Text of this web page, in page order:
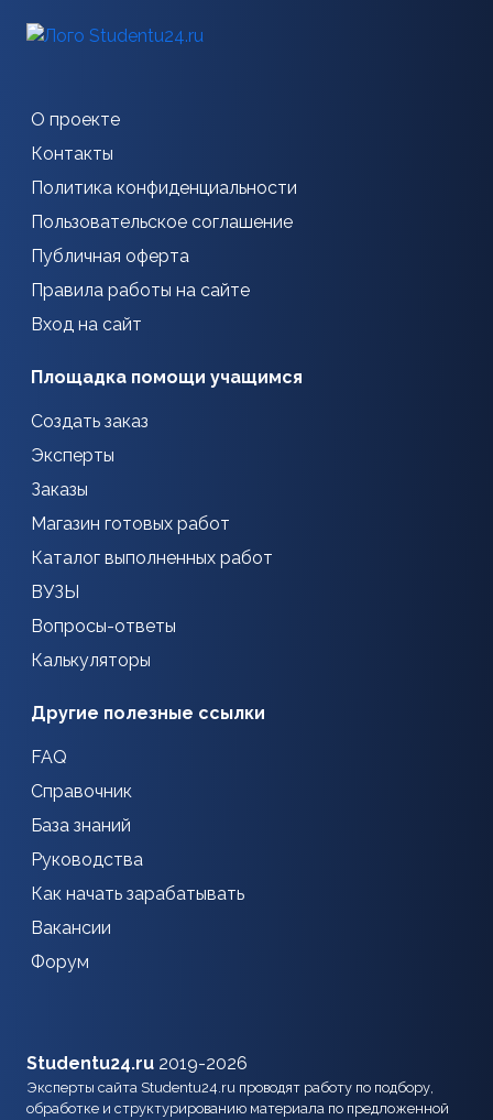
О проекте
Контакты
Политика конфиденциальности
Пользовательское соглашение
Публичная оферта
Правила работы на сайте
Вход на сайт
Площадка помощи учащимся
Создать заказ
Эксперты
Заказы
Магазин готовых работ
Каталог выполненных работ
ВУЗЫ
Вопросы-ответы
Калькуляторы
Другие полезные ссылки
FAQ
Справочник
База знаний
Руководства
Как начать зарабатывать
Вакансии
Форум
Studentu24.ru 2019-2026
Эксперты сайта Studentu24.ru проводят работу по подбору,
обработке и структурированию материала по предложенной